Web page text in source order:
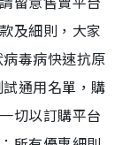
及細則，大家
毒病快速抗原
通用名單，購
切以訂購平台